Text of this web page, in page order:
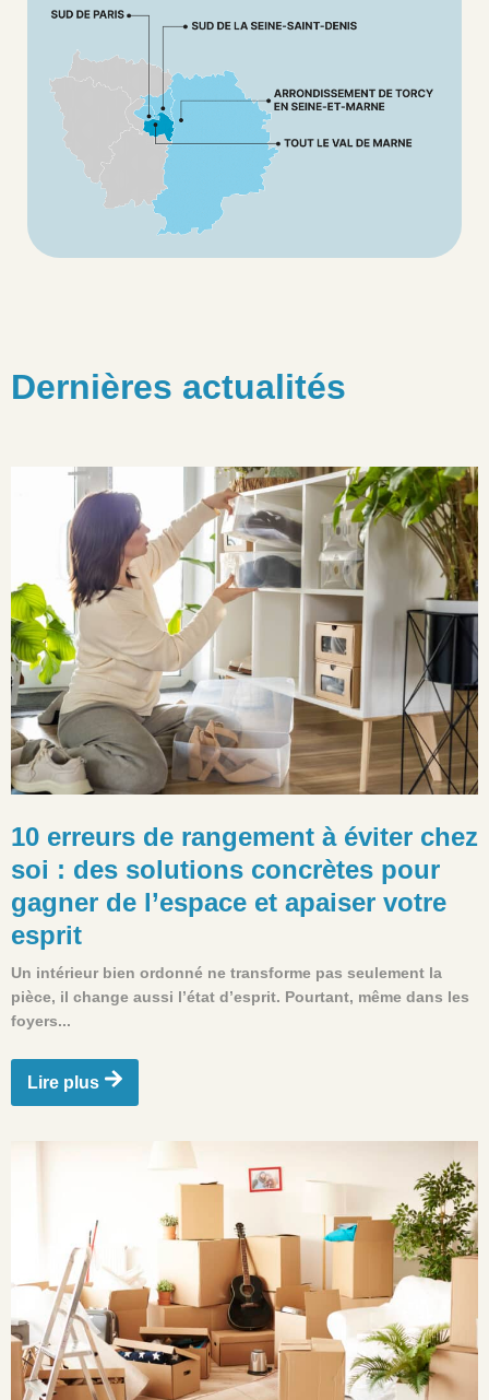
Dernières actualités
10 erreurs de rangement à éviter chez
soi : des solutions concrètes pour
gagner de l’espace et apaiser votre
esprit
Un intérieur bien ordonné ne transforme pas seulement la
pièce, il change aussi l’état d’esprit. Pourtant, même dans les
foyers...
Lire plus